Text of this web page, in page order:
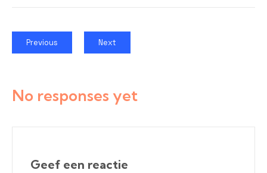
Previous Next
No responses yet
Geef een reactie